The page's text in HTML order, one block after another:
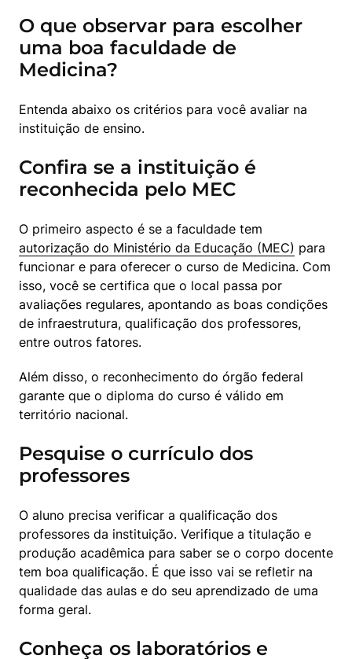
O que observar para escolher
uma boa faculdade de
Medicina?
Entenda abaixo os critérios para você avaliar na
instituição de ensino.
Confira se a instituição é
reconhecida pelo MEC
autorização do Ministério da Educação (MEC) para
funcionar e para oferecer o curso de Medicina. Com
isso, você se certifica que o local passa por
avaliações regulares, apontando as boas condições
de infraestrutura, qualificação dos professores,
entre outros fatores.
Além disso, o reconhecimento do órgão federal
garante que o diploma do curso é válido em
território nacional.
Pesquise o currículo dos
professores
O aluno precisa verificar a qualificação dos
professores da instituição. Verifique a titulação e
produção acadêmica para saber se o corpo docente
tem boa qualificação. É que isso vai se refletir na
qualidade das aulas e do seu aprendizado de uma
forma geral.
Conheça os laboratórios e